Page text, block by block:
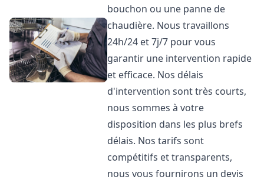
bouchon ou une panne de
chaudière. Nous travaillons
24h/24 et 7j/7 pour vous
garantir une intervention rapide
et efficace. Nos délais
d'intervention sont très courts,
nous sommes à votre
disposition dans les plus brefs
délais. Nos tarifs sont
compétitifs et transparents,
nous vous fournirons un devis